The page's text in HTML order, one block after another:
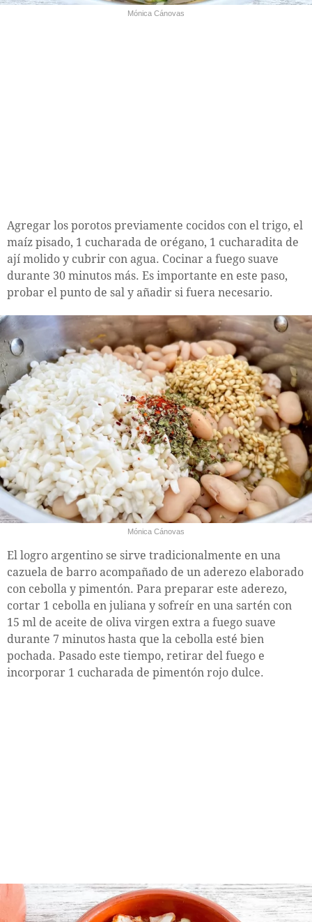
Mónica Cánovas
Agregar los porotos previamente cocidos con el trigo, el
maíz pisado, 1 cucharada de orégano, 1 cucharadita de
ají molido y cubrir con agua. Cocinar a fuego suave
durante 30 minutos más. Es importante en este paso,
probar el punto de sal y añadir si fuera necesario.
Mónica Cánovas
El logro argentino se sirve tradicionalmente en una
cazuela de barro acompañado de un aderezo elaborado
con cebolla y pimentón. Para preparar este aderezo,
cortar 1 cebolla en juliana y sofreír en una sartén con
15 ml de aceite de oliva virgen extra a fuego suave
durante 7 minutos hasta que la cebolla esté bien
pochada. Pasado este tiempo, retirar del fuego e
incorporar 1 cucharada de pimentón rojo dulce.